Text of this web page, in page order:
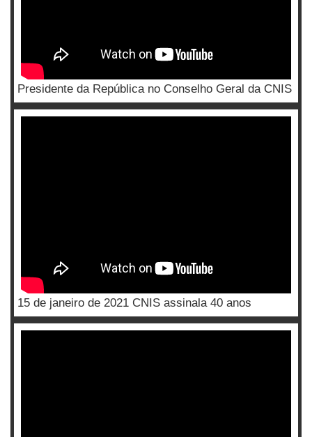
Presidente da República no Conselho Geral da CNIS
15 de janeiro de 2021 CNIS assinala 40 anos